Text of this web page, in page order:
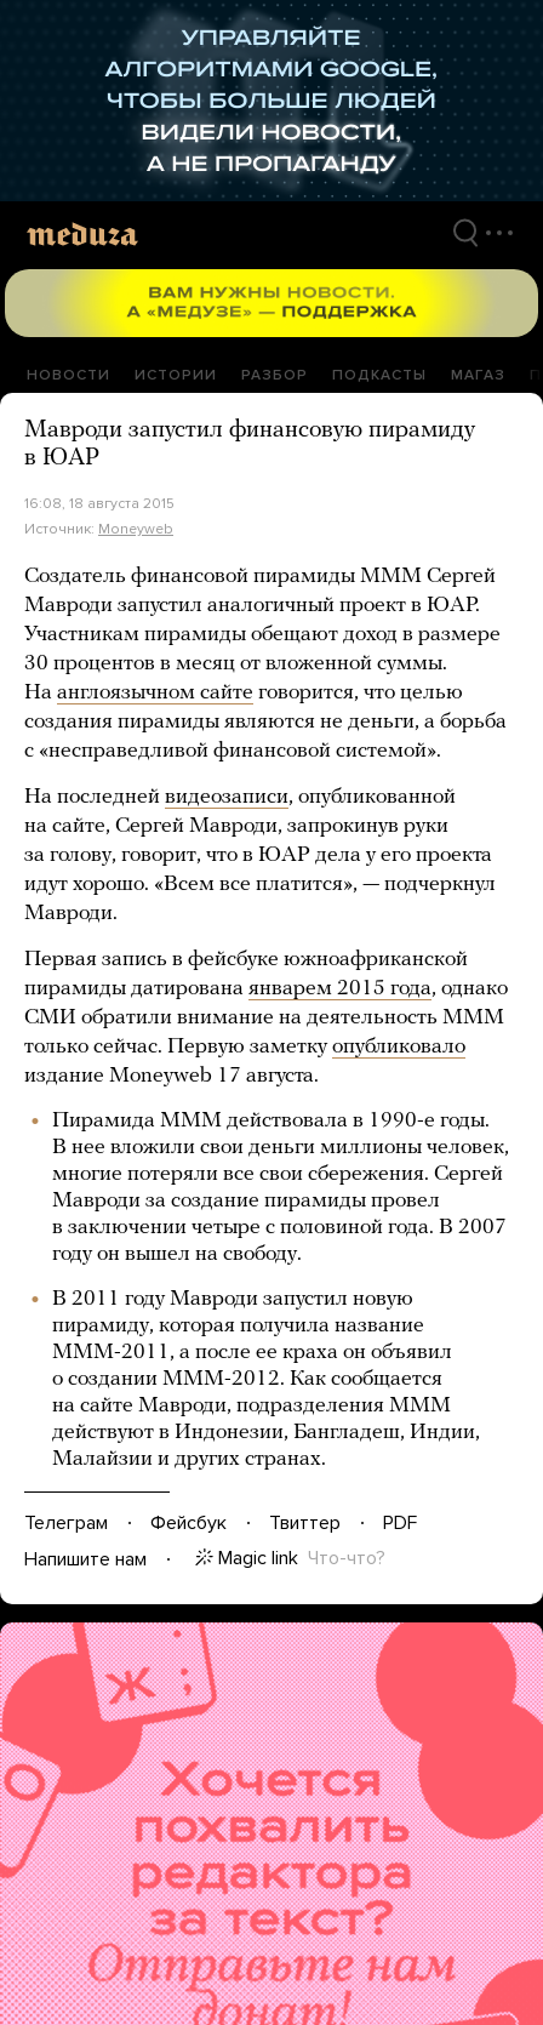
НОВОСТИ ИСТОРИИ РАЗБОР ПОДКАСТЫ МАГАЗ
Мавроди запустил финансовую пирамиду
в ЮАР
16:08, 18 августа 2015
Источник: Moneyweb
Создатель финансовой пирамиды МММ Сергей
Мавроди запустил аналогичный проект в ЮАР.
Участникам пирамиды обещают доход в размере
30 процентов в месяц от вложенной суммы.
На англоязычном сайте говорится, что целью
создания пирамиды являются не деньги, а борьба
с «несправедливой финансовой системой».
На последней видеозаписи, опубликованной
на сайте, Сергей Мавроди, запрокинув руки
за голову, говорит, что в ЮАР дела у его проекта
идут хорошо. «Всем все платится», — подчеркнул
Мавроди.
Первая запись в фейсбуке южноафриканской
пирамиды датирована январем 2015 года, однако
СМИ обратили внимание на деятельность МММ
только сейчас. Первую заметкуопубликовало
издание Moneyweb 17 августа.
Пирамида МММ действовала в 1990-е годы.
В нее вложили свои деньги миллионы человек,
многие потеряли все свои сбережения. Сергей
Мавроди за создание пирамиды провел
в заключении четыре с половиной года. В 2007
году он вышел на свободу.
В 2011 году Мавроди запустил новую
пирамиду, которая получила название
МММ-2011, а после ее краха он объявил
о создании МММ-2012. Как сообщается
на сайте Мавроди, подразделения МММ
действуют в Индонезии, Бангладеш, Индии,
Малайзии и других странах.
Телеграм Фейсбук Твиттер
PDF
Напишите нам
Magic link Что-что?